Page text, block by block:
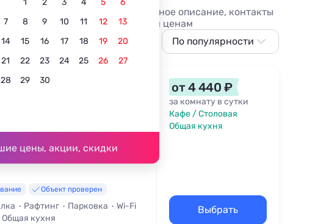
1 2 3 4 5
6
7
8 9 10 11 12
13
14
15 16 17 18 19
20
21
22 23 24 25 26
27
28
29 30
цены, акции, скидки
цены 2026 года. Фото, актуальное описание, контакты
Карелии по доступным ценам
Недорого
По популярности
Сначала дешевле
Сначала дороже
Ближе к озеру
центра - 10,9 км
Объект проверен
Рафтинг Парковка
Wi-Fi
Общая кухня
от 4 440 ₽
за комнату в сутки
Кафе / Столовая
Общая кухня
Выбрать